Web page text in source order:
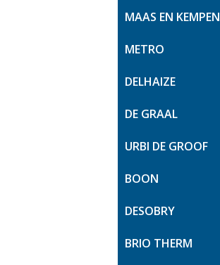
MAAS EN KEMPEN
METRO
DELHAIZE
DE GRAAL
URBI DE GROOF
BOON
DESOBRY
BRIO THERM